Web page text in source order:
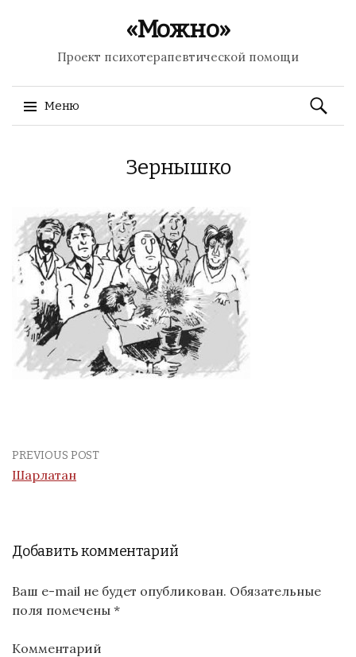
«Можно»
Проект психотерапевтической помощи
Меню
Найти:
Зернышко
PREVIOUS POST
Шарлатан
Добавить комментарий
Ваш e-mail не будет опубликован. Обязательные
поля помечены *
Комментарий